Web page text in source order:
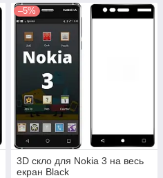
–5%
3D скло для Nokia 3 на весь
екран Black